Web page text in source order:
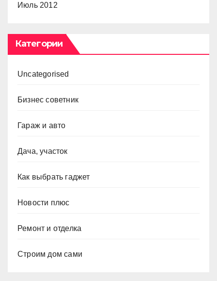
Июль 2012
Категории
Uncategorised
Бизнес советник
Гараж и авто
Дача, участок
Как выбрать гаджет
Новости плюс
Ремонт и отделка
Строим дом сами